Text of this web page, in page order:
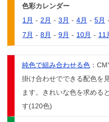
色彩カレンダー
1月 - 2月 - 3月 - 4月 - 5月 -
7月 - 8月 - 9月 - 10月 - 11
純色で組み合わせる色 ：
掛け合わせでできる配色を
ます。きれいな色を求める
す(120色)